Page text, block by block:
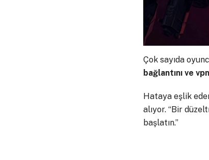
Çok sayıda
bağlantını ve
Hataya eşlik
alıyor. “Bir
başlatın.”